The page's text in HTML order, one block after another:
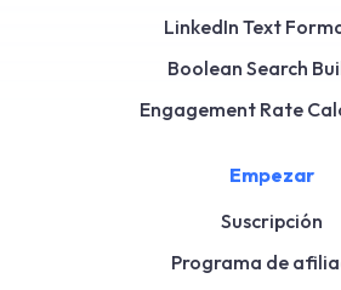
LinkedIn Text
Boolean Search
Engagement Rate
Empezar
Suscripción
Programa de